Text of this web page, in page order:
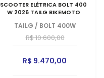
SCOOTER ELÉTRICA BOLT 400
W 2026 TAILG BIKEMOTO
TAILG / BOLT 400W
R$ 10.600,00
R$ 9.470,00